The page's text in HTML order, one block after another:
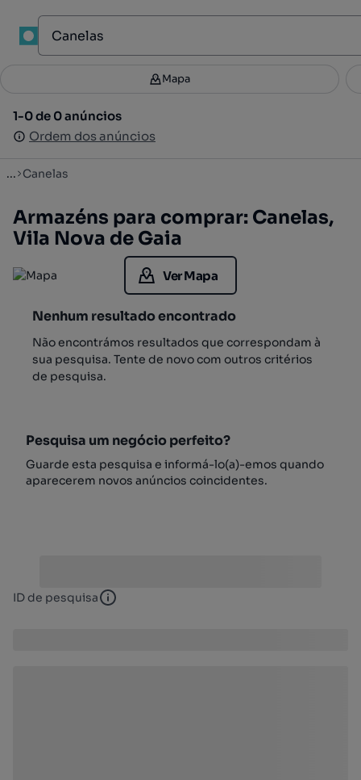
Filtros 2
1-0 de 0 anúncios
Ordem dos anúncios
Mapa
1-0 de 0 anúncios
Ordem dos anúncios
... Canelas
Armazéns para comprar: Canelas,
Vila Nova de Gaia
Ver Mapa
Nenhum resultado encontrado
Não encontrámos resultados que correspondam à
sua pesquisa. Tente de novo com outros critérios
de pesquisa.
Pesquisa um negócio perfeito?
Guarde esta pesquisa e informá-lo(a)-emos quando
aparecerem novos anúncios coincidentes.
ID de pesquisa ID de pesquisa